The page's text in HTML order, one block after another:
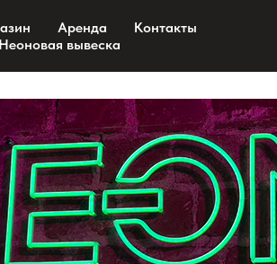
Аренда
Контакты
Неоновая вывеска
неона на заказ